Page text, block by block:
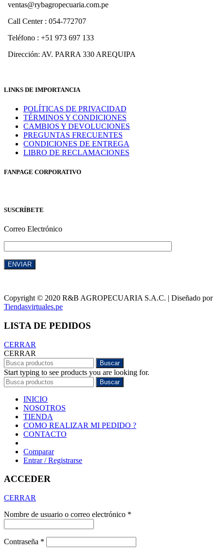
ventas@rybagropecuaria.com.pe
Call Center : 054-772707
Teléfono : +51 973 697 133
Dirección: AV. PARRA 330 AREQUIPA
LINKS DE IMPORTANCIA
POLÍTICAS DE PRIVACIDAD
TÉRMINOS Y CONDICIONES
CAMBIOS Y DEVOLUCIONES
PREGUNTAS FRECUENTES
CONDICIONES DE ENTREGA
LIBRO DE RECLAMACIONES
FANPAGE CORPORATIVO
SUSCRÍBETE
Correo Electrónico
Copyright © 2020 R&B AGROPECUARIA S.A.C. | Diseñado por
Tiendasvirtuales.pe
LISTA DE PEDIDOS
CERRAR
CERRAR
Buscar
Start typing to see products you are looking for.
Buscar
INICIO
NOSOTROS
TIENDA
COMO REALIZAR MI PEDIDO ?
CONTACTO
Comparar
Entrar / Registrarse
ACCEDER
CERRAR
Nombre de usuario o correo electrónico *
Contraseña *